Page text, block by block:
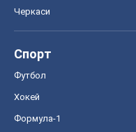
Черкаси
Спорт
Футбол
Хокей
Формула-1